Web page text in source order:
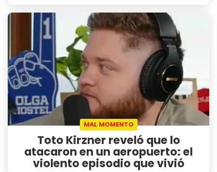
MAL MOMENTO
Toto Kirzner reveló que lo
atacaron en un aeropuerto: el
violento episodio que vivió